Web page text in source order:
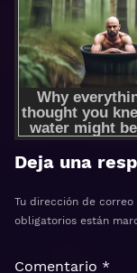
Deja una
Tu dirección de
obligatorios están
Comentario *